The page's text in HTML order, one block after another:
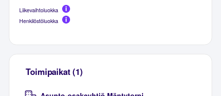
Liikevaihtoluokka
Henkilöstöluokka
Toimipaikat (1)